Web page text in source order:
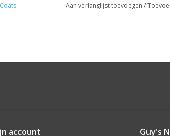
Coats Aan verlanglijst toevoegen /
account Guy's